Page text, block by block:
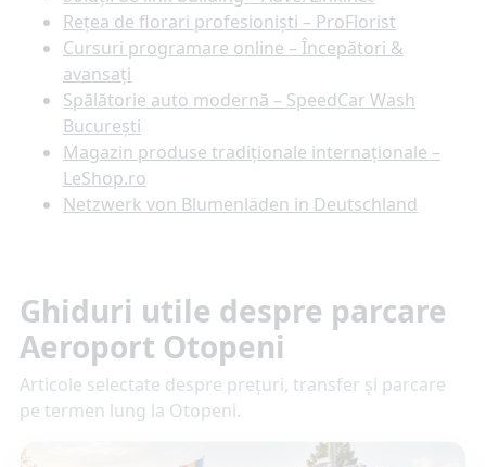
Rețea de florari profesioniști – ProFlorist
Cursuri programare online – Începători &
avansați
Spălătorie auto modernă – SpeedCar Wash
București
Magazin produse tradiționale internaționale –
LeShop.ro
Netzwerk von Blumenläden in Deutschland
Ghiduri utile despre parcare
Aeroport Otopeni
Articole selectate despre prețuri, transfer și parcare
pe termen lung la Otopeni.